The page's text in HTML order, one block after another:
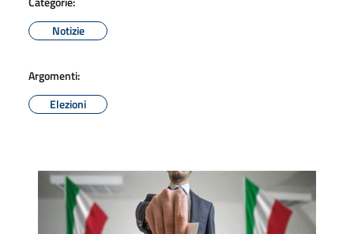
Notizie
Argomenti:
Elezioni